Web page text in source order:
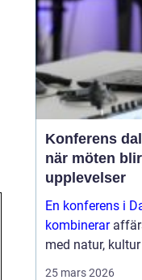
effektivt. Genom
professionella
Konferens
när möten blir
upplevelser
En konferens i
kombinerar
med natur,
25 mars 2026